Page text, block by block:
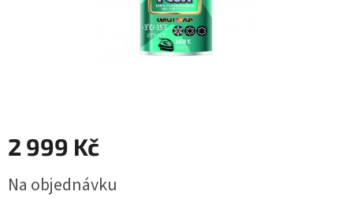
2 999 Kč
cena:
Na objednávku